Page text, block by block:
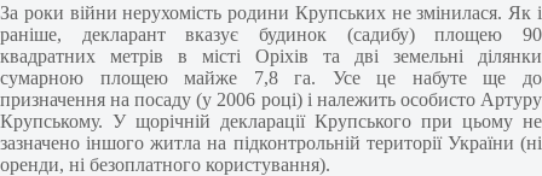
За роки війни нерухомість родини Крупських не змінилася. Як і
раніше, декларант вказує будинок (садибу) площею 90
квадратних метрів в місті Оріхів та дві земельні ділянки
сумарною площею майже 7,8 га. Усе це набуте ще до
призначення на посаду (у 2006 році) і належить особисто Артуру
Крупському. У щорічній декларації Крупського при цьому не
зазначено іншого житла на підконтрольній території України (ні
оренди, ні безоплатного користування).